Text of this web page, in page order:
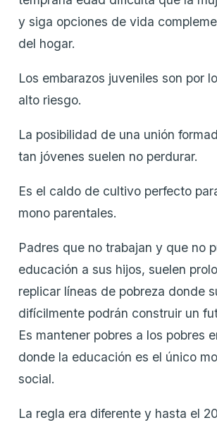
y siga opciones de vida
del hogar.
Los embarazos juveniles son por
alto riesgo.
La posibilidad de una unión
tan jóvenes suelen no perdurar.
Es el caldo de cultivo perfecto
mono parentales.
Padres que no trabajan y que no
educación a sus hijos, suelen
replicar líneas de pobreza donde
difícilmente podrán construir un
Es mantener pobres a los pobres
donde la educación es el único
social.
La regla era diferente y hasta el